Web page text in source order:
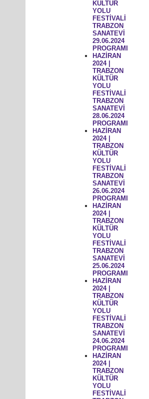
KÜLTÜR
YOLU
FESTİVALİ
TRABZON
SANATEVİ
29.06.2024
PROGRAMI
HAZİRAN
2024 |
TRABZON
KÜLTÜR
YOLU
FESTİVALİ
TRABZON
SANATEVİ
28.06.2024
PROGRAMI
HAZİRAN
2024 |
TRABZON
KÜLTÜR
YOLU
FESTİVALİ
TRABZON
SANATEVİ
26.06.2024
PROGRAMI
HAZİRAN
2024 |
TRABZON
KÜLTÜR
YOLU
FESTİVALİ
TRABZON
SANATEVİ
25.06.2024
PROGRAMI
HAZİRAN
2024 |
TRABZON
KÜLTÜR
YOLU
FESTİVALİ
TRABZON
SANATEVİ
24.06.2024
PROGRAMI
HAZİRAN
2024 |
TRABZON
KÜLTÜR
YOLU
FESTİVALİ